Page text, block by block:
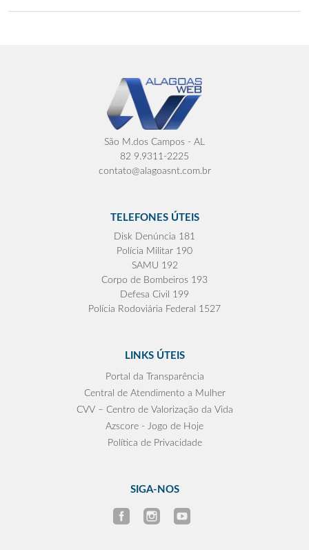
São M.dos Campos - AL
82 9.9311-2225
contato@alagoasnt.com.br
TELEFONES ÚTEIS
Disk Denúncia 181
Polícia Militar 190
SAMU 192
Corpo de Bombeiros 193
Defesa Civil 199
Polícia Rodoviária Federal 1527
LINKS ÚTEIS
Portal da Transparência
Central de Atendimento a Mulher
CVV – Centro de Valorização da Vida
Azscore - Jogo de Hoje
Política de Privacidade
SIGA-NOS